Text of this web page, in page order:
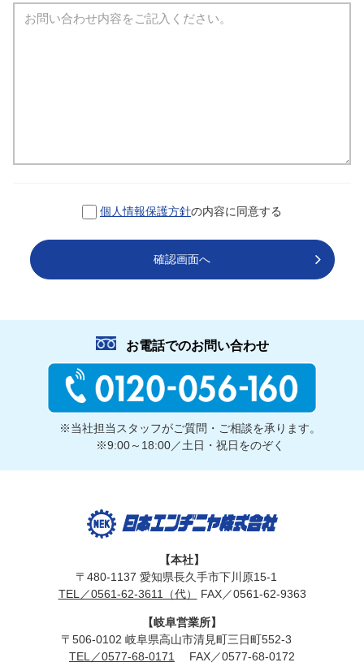
個人情報保護方針の内容に同意する
確認画面へ
お電話でのお問い合わせ
※当社担当スタッフがご質問・ご相談を承ります。
※9:00～18:00／土日・祝日をのぞく
【本社】
〒480-1137 愛知県長久手市下川原15-1
TEL／0561-62-3611（代）
FAX／0561-62-9363
【岐阜営業所】
〒506-0102 岐阜県高山市清見町三日町552-3
TEL／0577-68-0171
FAX／0577-68-0172